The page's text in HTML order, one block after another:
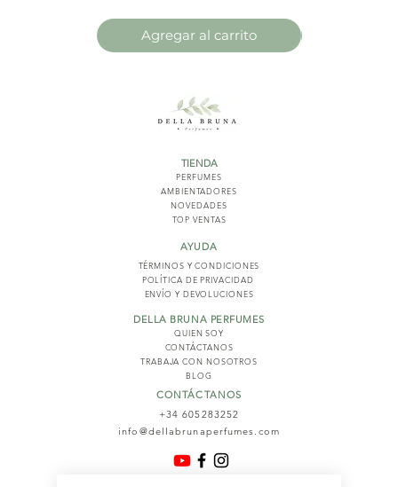
Agregar al carrito
TIENDA
PERFUMES
AMBIENTADORES
NOVEDADES
TOP VENTAS
AYUDA
TÉRMINOS Y CONDICIONES
POLÍTICA DE PRIVACIDAD
ENVÍO Y DEVOLUCIONES
DELLA BRUNA PERFUMES
QUIEN SOY
CONTÁCTANOS
TRABAJA CON NOSOTROS
BLOG
CONTÁCTANOS
+34 605283252
info@dellabrunaperfumes.com